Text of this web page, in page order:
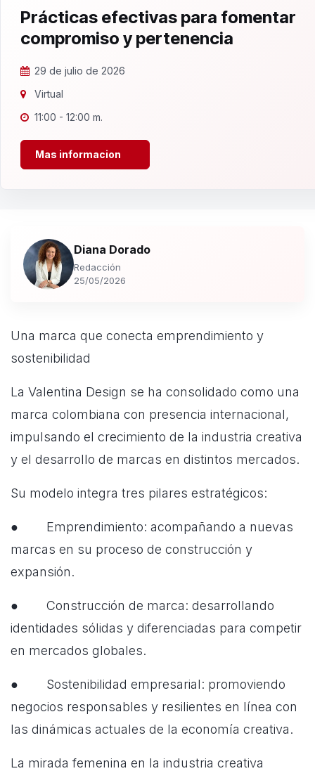
Prácticas efectivas para fomentar
compromiso y pertenencia
29 de julio de 2026
Virtual
11:00 - 12:00 m.
Mas informacion
Diana Dorado
Redacción
25/05/2026
Una marca que conecta emprendimiento y
sostenibilidad
La Valentina Design se ha consolidado como una
marca colombiana con presencia internacional,
impulsando el crecimiento de la industria creativa
y el desarrollo de marcas en distintos mercados.
Su modelo integra tres pilares estratégicos:
● Emprendimiento: acompañando a nuevas
marcas en su proceso de construcción y
expansión.
● Construcción de marca: desarrollando
identidades sólidas y diferenciadas para competir
en mercados globales.
● Sostenibilidad empresarial: promoviendo
negocios responsables y resilientes en línea con
las dinámicas actuales de la economía creativa.
La mirada femenina en la industria creativa